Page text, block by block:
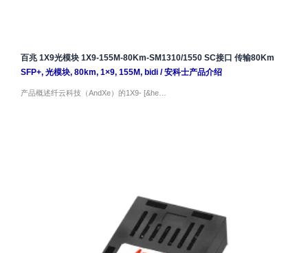
百兆 1X9光模块 1X9-155M-80Km-SM1310/1550 SC接口 传输80Km
SFP+, 光模块, 80km, 1×9, 155M, bidi/安科士产品介绍
产品概述纤云科技（AndXe）的1X9- [&he…